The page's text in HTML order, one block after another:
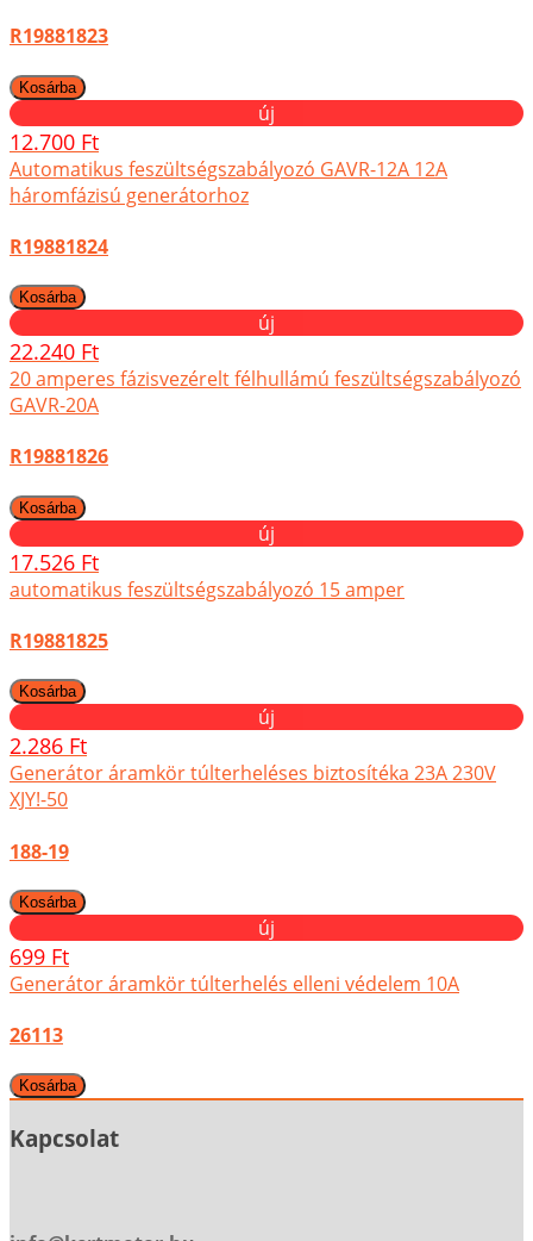
R19881823
új
12.700 Ft
Automatikus feszültségszabályozó GAVR-12A 12A
háromfázisú generátorhoz
R19881824
új
22.240 Ft
20 amperes fázisvezérelt félhullámú feszültségszabályozó
GAVR-20A
R19881826
új
17.526 Ft
automatikus feszültségszabályozó 15 amper
R19881825
új
2.286 Ft
Generátor áramkör túlterheléses biztosítéka 23A 230V
XJY!-50
188-19
új
699 Ft
Generátor áramkör túlterhelés elleni védelem 10A
26113
Kapcsolat